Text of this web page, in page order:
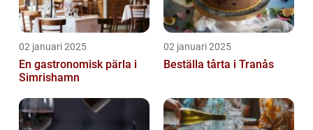
02 januari 2025
En gastronomisk pärla i
Simrishamn
02 januari 2025
Beställa tårta i Tranås